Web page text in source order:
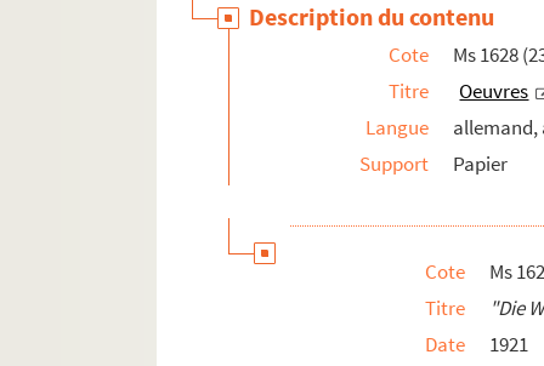
Description du contenu
Cote
Ms 1628
Titre
Oeuvres
Langue
allemand,
Support
Papier
Cote
Ms
Titre
"Die
Date
1921